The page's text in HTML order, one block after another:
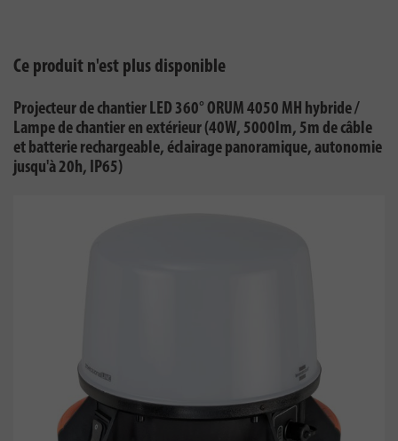
Ce produit n'est plus disponible
Projecteur de chantier LED 360° ORUM 4050 MH hybride /
Lampe de chantier en extérieur (40W, 5000lm, 5m de câble
et batterie rechargeable, éclairage panoramique, autonomie
jusqu'à 20h, IP65)